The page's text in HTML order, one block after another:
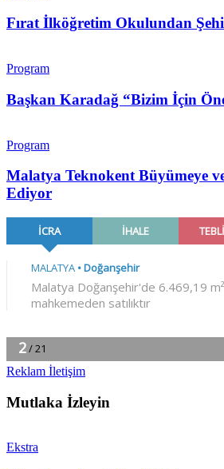
Fırat İlköğretim Okulundan
Program
Başkan Karadağ “Bizim İçin
Program
Malatya Teknokent Büyümeye
Ediyor
Reklam İletişim
Mutlaka İzleyin
Ekstra